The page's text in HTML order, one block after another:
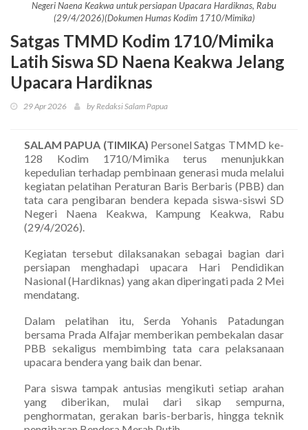
Negeri Naena Keakwa untuk persiapan Upacara Hardiknas, Rabu
(29/4/2026)(Dokumen Humas Kodim 1710/Mimika)
Satgas TMMD Kodim 1710/Mimika
Latih Siswa SD Naena Keakwa Jelang
Upacara Hardiknas
29 Apr 2026 by Redaksi Salam Papua
SALAM PAPUA (TIMIKA) Personel Satgas TMMD ke-
128 Kodim 1710/Mimika terus menunjukkan
kepedulian terhadap pembinaan generasi muda melalui
kegiatan pelatihan Peraturan Baris Berbaris (PBB) dan
tata cara pengibaran bendera kepada siswa-siswi SD
Negeri Naena Keakwa, Kampung Keakwa, Rabu
(29/4/2026).
Kegiatan tersebut dilaksanakan sebagai bagian dari
persiapan menghadapi upacara Hari Pendidikan
Nasional (Hardiknas) yang akan diperingati pada 2 Mei
mendatang.
Dalam pelatihan itu, Serda Yohanis Patadungan
bersama Prada Alfajar memberikan pembekalan dasar
PBB sekaligus membimbing tata cara pelaksanaan
upacara bendera yang baik dan benar.
Para siswa tampak antusias mengikuti setiap arahan
yang diberikan, mulai dari sikap sempurna,
penghormatan, gerakan baris-berbaris, hingga teknik